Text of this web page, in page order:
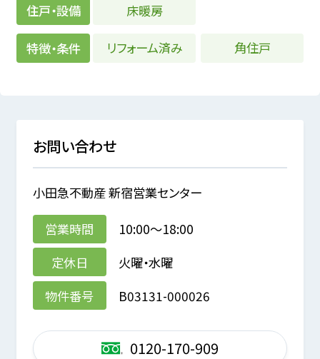
住戸・設備 床暖房
特徴・条件 リフォーム済み 角住戸
お問い合わせ
小田急不動産 新宿営業センター
営業時間
10:00～18:00
定休日
火曜・水曜
物件番号
B03131-000026
0120-170-909